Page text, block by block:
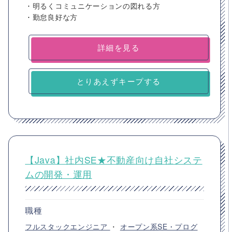
・明るくコミュニケーションの図れる方
・勤怠良好な方
詳細を見る
とりあえずキープする
【Java】社内SE★不動産向け自社システ
ムの開発・運用
職種
フルスタックエンジニア ・ オープン系SE・プログ